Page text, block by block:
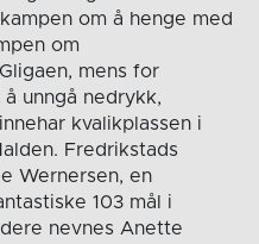
om å henge med
om
mens for
unngå nedrykk,
kvalikplassen i
Fredrikstads
Wernersen, en
103 mål i
nevnes Anette